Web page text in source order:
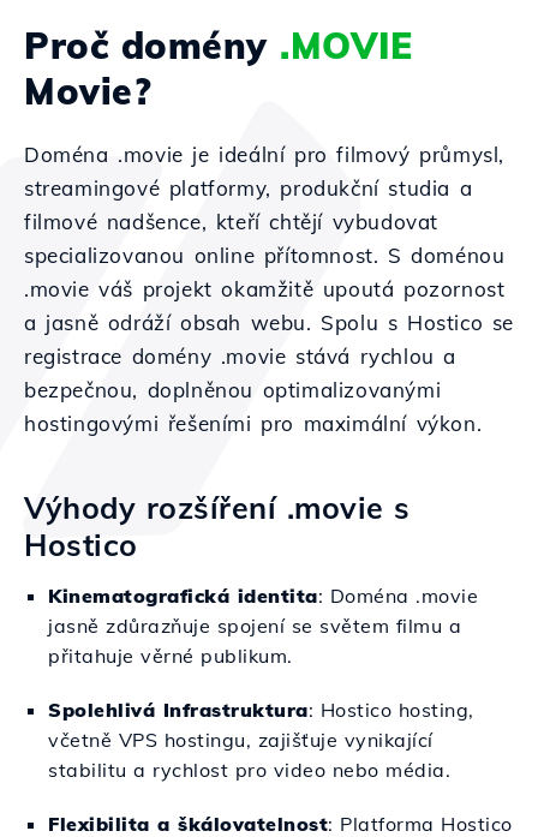
Proč domény .MOVIE
Movie?
Doména .movie je ideální pro filmový průmysl,
streamingové platformy, produkční studia a
filmové nadšence, kteří chtějí vybudovat
specializovanou online přítomnost. S doménou
.movie váš projekt okamžitě upoutá pozornost
a jasně odráží obsah webu. Spolu s Hostico se
registrace domény .movie stává rychlou a
bezpečnou, doplněnou optimalizovanými
hostingovými řešeními pro maximální výkon.
Výhody rozšíření .movie s
Hostico
Kinematografická identita: Doména .movie
jasně zdůrazňuje spojení se světem filmu a
přitahuje věrné publikum.
Spolehlivá Infrastruktura: Hostico hosting,
včetně VPS hostingu, zajišťuje vynikající
stabilitu a rychlost pro video nebo média.
Flexibilita a škálovatelnost: Platforma Hostico